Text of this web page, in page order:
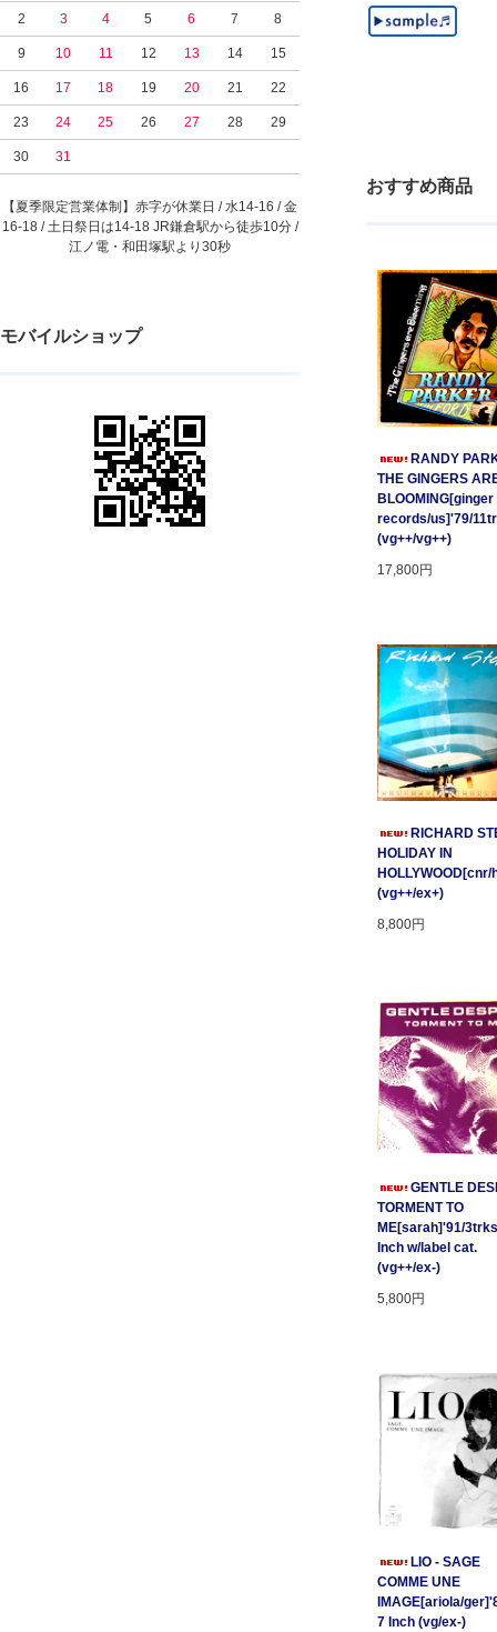
2 3 4 5 6 7 8
9 10 11 12 13 14 15
16 17 18 19 20 21 22
23 24 25 26 27 28 29
30 31
【夏季限定営業体制】赤字が休業日 / 水14-16 / 金
16-18 / 土日祭日は14-18 JR鎌倉駅から徒歩10分 /
江ノ電・和田塚駅より30秒
モバイルショップ
おすすめ商品
RANDY
THE GINGERS
BLOOMING[ginger
records/us]'79/
(vg++/vg++)
17,800円
RICHARD
HOLIDAY IN
(vg++/ex+)
8,800円
GENTLE
TORMENT TO
ME[sarah]'91/
Inch w/label cat.
(vg++/ex-)
5,800円
LIO - SAGE
COMME UNE
IMAGE[ariola/
7 Inch (vg/ex-)